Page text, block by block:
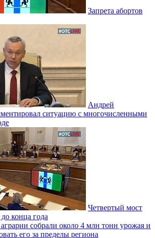
Запрета абортов
Андрей
ситуацию с многочисленными
Четвертый мост
конца года